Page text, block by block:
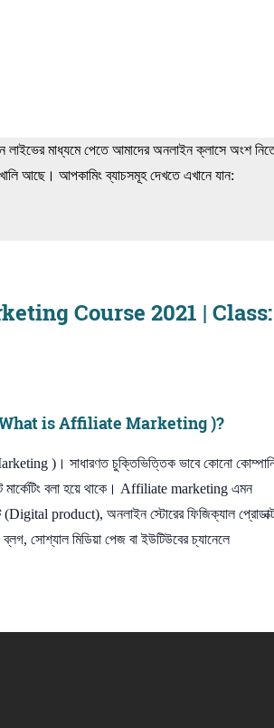
লাইভের মাধ্যমে পেতে আমাদের অনলাইন ক্লাসে অংশ
আছে। আপকামিং ব্যাচসমূহ দেখতে এখানে যান:
Course 2021 | Class:
( What is Affiliate Marketing )?
)। সাধারণত চুক্তিভিত্তিক ভাবে কোনো
মার্কেটিং বলা হয়ে থাকে। Affiliate marketing এমন
(Digital product), অনলাইন স্টোরের ফিজিক্যাল
সোশ্যাল মিডিয়া পেজ বা ইউটিউবের চ্যানেলে